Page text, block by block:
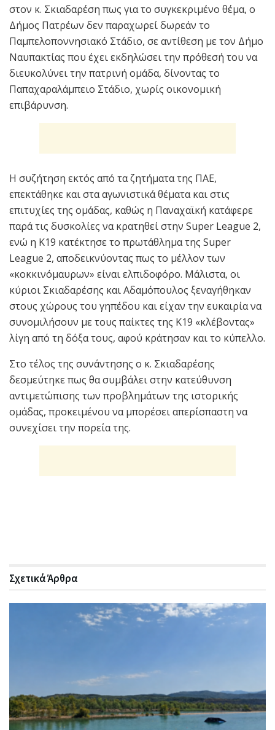
στον κ. Σκιαδαρέση πως για το συγκεκριμένο θέμα, ο
Δήμος Πατρέων δεν παραχωρεί δωρεάν το
Παμπελοποννησιακό Στάδιο, σε αντίθεση με τον Δήμο
Ναυπακτίας που έχει εκδηλώσει την πρόθεσή του να
διευκολύνει την πατρινή ομάδα, δίνοντας το
Παπαχαραλάμπειο Στάδιο, χωρίς οικονομική
επιβάρυνση.
Η συζήτηση εκτός από τα ζητήματα της ΠΑΕ,
επεκτάθηκε και στα αγωνιστικά θέματα και στις
επιτυχίες της ομάδας, καθώς η Παναχαϊκή κατάφερε
παρά τις δυσκολίες να κρατηθεί στην Super League 2,
ενώ η Κ19 κατέκτησε το πρωτάθλημα της Super
League 2, αποδεικνύοντας πως το μέλλον των
«κοκκινόμαυρων» είναι ελπιδοφόρο. Μάλιστα, οι
κύριοι Σκιαδαρέσης και Αδαμόπουλος ξεναγήθηκαν
στους χώρους του γηπέδου και είχαν την ευκαιρία να
συνομιλήσουν με τους παίκτες της Κ19 «κλέβοντας»
λίγη από τη δόξα τους, αφού κράτησαν και το κύπελλο.
Στο τέλος της συνάντησης ο κ. Σκιαδαρέσης
δεσμεύτηκε πως θα συμβάλει στην κατεύθυνση
αντιμετώπισης των προβλημάτων της ιστορικής
ομάδας, προκειμένου να μπορέσει απερίσπαστη να
συνεχίσει την πορεία της.
ΣχετικάΆρθρα